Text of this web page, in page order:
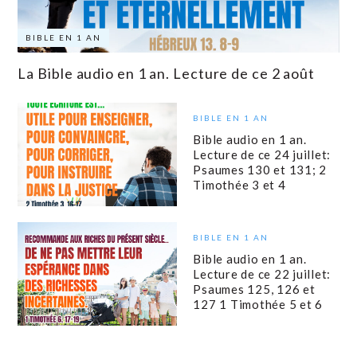
BIBLE EN 1 AN
La Bible audio en 1 an. Lecture de ce 2 août
BIBLE EN 1 AN
Bible audio en 1 an.
Lecture de ce 24 juillet:
Psaumes 130 et 131; 2
Timothée 3 et 4
BIBLE EN 1 AN
Bible audio en 1 an.
Lecture de ce 22 juillet:
Psaumes 125, 126 et
127 1 Timothée 5 et 6